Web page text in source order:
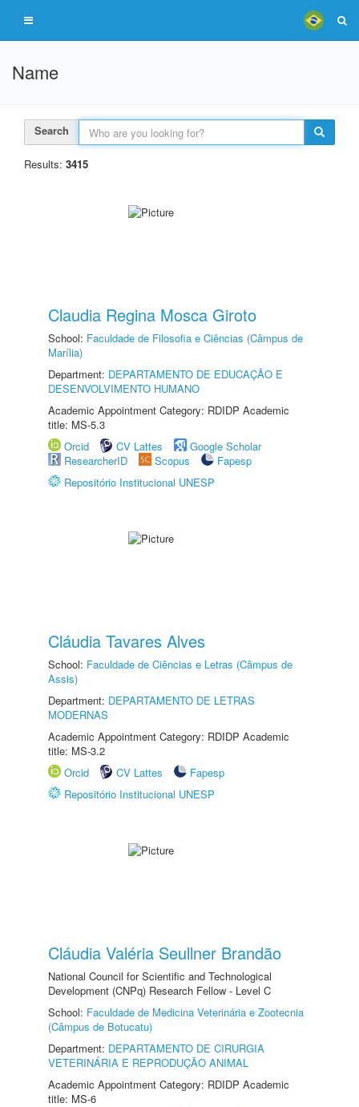
Name
Search
Results: 3415
Claudia Regina Mosca Giroto
School: Faculdade de Filosofia e Ciências (Câmpus de
Marília)
Department: DEPARTAMENTO DE EDUCAÇÃO E
DESENVOLVIMENTO HUMANO
Academic Appointment Category: RDIDP Academic
title: MS-5.3
Orcid
CV Lattes
Google Scholar
ResearcherID
Scopus
Fapesp
Repositório Institucional UNESP
Cláudia Tavares Alves
School: Faculdade de Ciências e Letras (Câmpus de
Assis)
Department: DEPARTAMENTO DE LETRAS
MODERNAS
Academic Appointment Category: RDIDP Academic
title: MS-3.2
Orcid
CV Lattes
Fapesp
Repositório Institucional UNESP
Cláudia Valéria Seullner Brandão
National Council for Scientific and Technological
Development (CNPq) Research Fellow - Level C
School: Faculdade de Medicina Veterinária e Zootecnia
(Câmpus de Botucatu)
Department: DEPARTAMENTO DE CIRURGIA
VETERINÁRIA E REPRODUÇÃO ANIMAL
Academic Appointment Category: RDIDP Academic
title: MS-6